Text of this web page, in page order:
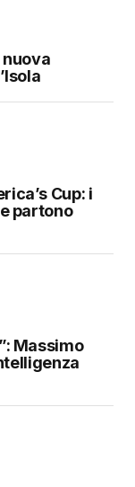
nuova
Cup: i
partono
Massimo